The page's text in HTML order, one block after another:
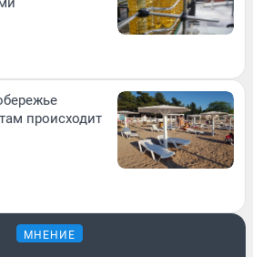
происходит
МНЕНИЕ